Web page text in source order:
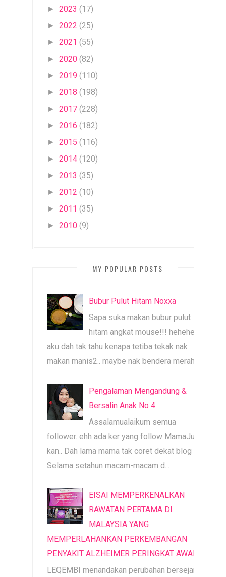
► 2023 (17)
► 2022 (25)
► 2021 (55)
► 2020 (82)
► 2019 (110)
► 2018 (198)
► 2017 (228)
► 2016 (182)
► 2015 (116)
► 2014 (120)
► 2013 (35)
► 2012 (10)
► 2011 (35)
► 2010 (9)
MY POPULAR POSTS
Bubur Pulut Hitam Noxxa
Sapa suka makan bubur pulut
hitam angkat mouse!!! heheheh
aku dah tak tahu kenapa tetiba tekak nak
makan manis2.. maybe nak bendera merah b...
Pengalaman Mengandung &
Bersalin Anak No 4
Assalamualaikum semua
follower. ehh ada ker yang follow MamaJue ni
kan.. Dah lama mama tak coret dekat blog ni.
Selama setahun macam-macam d...
EISAI MEMPERKENALKAN
RAWATAN PERTAMA DI
MALAYSIA YANG
MEMPERLAHANKAN PERKEMBANGAN
PENYAKIT ALZHEIMER PERINGKAT AWAL
LEQEMBI menandakan perubahan bersejarah